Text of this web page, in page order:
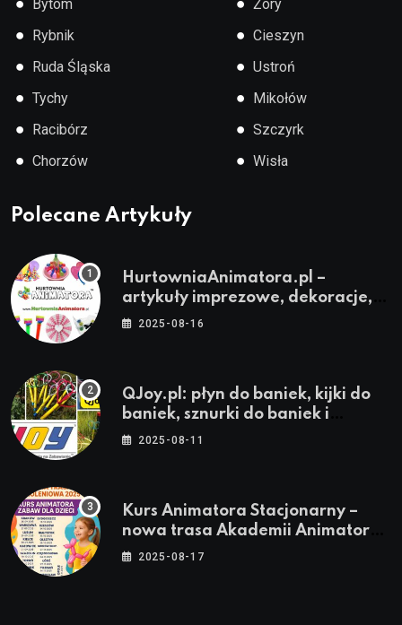
Bytom
● Rybnik
● Ruda Śląska
● Tychy
● Racibórz
● Chorzów
Żory
● Cieszyn
● Ustroń
● Mikołów
● Szczyrk
● Wisła
Polecane Artykuły
HurtowniaAnimatora.pl –
artykuły imprezowe, dekoracje,
stroje i akcesoria dla animatorów
2025-08-16
QJoy.pl: płyn do baniek, kijki do
baniek, sznurki do baniek i
zestawy do baniek
2025-08-11
Kurs Animatora Stacjonarny –
nowa trasa Akademii Animatora
– jesień 2025
2025-08-17